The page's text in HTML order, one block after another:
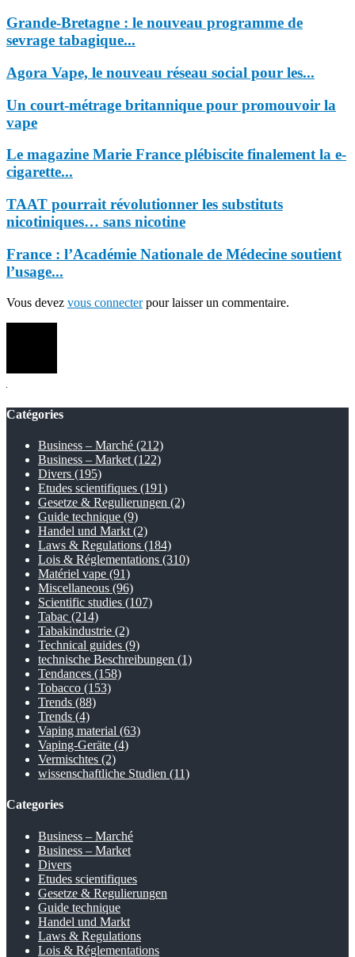
Grande-Bretagne : le nouveau programme de
sevrage tabagique...
Agora Vape, le nouveau réseau social pour les...
Un court-métrage britannique pour promouvoir la
vape
Le magazine Marie France plébiscite finalement la e-
cigarette...
TAAT pourrait révolutionner les substituts
nicotiniques… sans nicotine
France : l’Académie Nationale de Médecine soutient
l’usage...
Vous devez vous connecterpour laisser un commentaire.
Catégories
Business – Marché (212)
Business – Market (122)
Divers (195)
Etudes scientifiques (191)
Gesetze & Regulierungen (2)
Guide technique (9)
Handel und Markt (2)
Laws & Regulations (184)
Lois & Réglementations (310)
Matériel vape (91)
Miscellaneous (96)
Scientific studies (107)
Tabac (214)
Tabakindustrie (2)
Technical guides (9)
technische Beschreibungen (1)
Tendances (158)
Tobacco (153)
Trends (88)
Trends (4)
Vaping material (63)
Vaping-Geräte (4)
Vermischtes (2)
wissenschaftliche Studien (11)
Categories
Business – Marché
Business – Market
Divers
Etudes scientifiques
Gesetze & Regulierungen
Guide technique
Handel und Markt
Laws & Regulations
Lois & Réglementations